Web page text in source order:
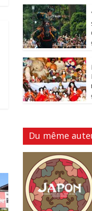
Du même